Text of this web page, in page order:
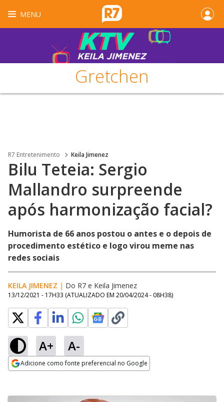
MENU
Gretchen
R7 Entretenimento Keila Jimenez
Bilu Teteia: Sergio
Mallandro surpreende
após harmonização facial?
Humorista de 66 anos postou o antes e o depois de
procedimento estético e logo virou meme nas
redes sociais
KEILA JIMENEZ | Do R7 e Keila Jimenez
13/12/2021 - 17H33 (ATUALIZADO EM 20/04/2024 - 08H38)
A+ A-
Adicione como fonte preferencial no Google